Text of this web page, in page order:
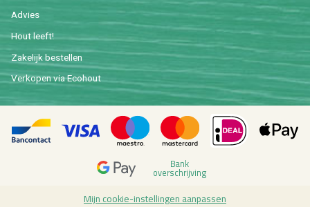
Advies
Hout leeft!
Zakelijk bestellen
Verkopen via Ecohout
Bank
overschrijving
Mijn cookie-instellingen aanpassen